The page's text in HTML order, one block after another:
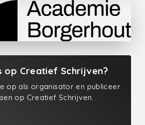
op Creatief Schrijven?
op als organisator en publiceer
op Creatief Schrijven.